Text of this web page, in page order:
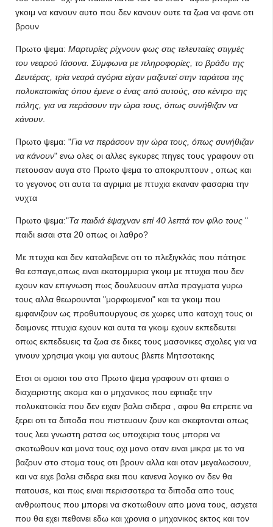
γκοιμ να κανουν αυτο που δεν κανουν ουτε τα ζωα να φανε οτι
βρουν
Πρωτο ψεμα: Μαρτυρίες ρίχνουν φως στις τελευταίες στιγμές
του νεαρού Ιάσονα. Σύμφωνα με πληροφορίες, το βράδυ της
Δευτέρας, τρία νεαρά αγόρια είχαν μαζευτεί στην ταράτσα της
πολυκατοικίας όπου έμενε ο ένας από αυτούς, στο κέντρο της
πόλης, για να περάσουν την ώρα τους, όπως συνήθιζαν να
κάνουν
Πρωτο ψεμα: "Για να περάσουν την ώρα τους, όπως συνήθιζαν
να κάνουν" ενω ολες οι αλλες εγκυρες πηγες τους γραφουν οτι
πετουσαν αυγα στο Πρωτο ψεμα το αποκρυπτουν , οπως και
το γεγονος οτι αυτα τα αγριμια με πτυχια εκαναν φασαρια την
νυχτα
Πρωτο ψεμα:"Τα παιδιά έψαχναν επί 40 λεπτά τον φίλο τους "
παιδι εισαι στα 20 οπως οι λαθρο?
Με πτυχια και δεν καταλαβενε οτι το πλεξιγκλάς που πάτησε
θα εσπαγε,οπως ειναι εκατομμυρια γκοιμ με πτυχια που δεν
εχουν καν επιγνωση πως δουλευουν απλα πραγματα γυρω
τους αλλα θεωρουνται "μορφωμενοι" και τα γκοιμ που
εμφανιζουν ως προθυπουργους σε χωρες υπο κατοχη τους οι
δαιμονες πτυχια εχουν και αυτα τα γκοιμ εχουν εκπεδευτει
οπως εκπεδευεις τα ζωα σε δικες τους μασονικες σχολες για να
γινουν χρησιμα γκοιμ για αυτους βλεπε Μητσοτακης
Ετσι οι ομοιοι του στο Πρωτο ψεμα γραφουν οτι φταιει ο
διαχειριστης ακομα και ο μηχανικος που εφτιαξε την
πολυκατοικία που δεν ειχαν βαλει σιδερα , αφου θα επρεπε να
ξερει οτι τα διποδα που πιστευουν ζουν και σκεφτονται οπως
τους λεει γνωστη ρατσα ως υποχειρια τους μπορει να
σκοτωθουν και μονα τους οχι μονο οταν ειναι μικρα με το να
βαζουν στο στομα τους οτι βρουν αλλα και οταν μεγαλωσουν,
και να ειχε βαλει σιδερα εκει που κανενα λογικο ον δεν θα
πατουσε, και πως ειναι περισσοτερα τα διποδα απο τους
ανθρωπους που μπορει να σκοτωθουν απο μονα τους, ασχετα
που θα εχει πεθανει εδω και χρονια ο μηχανικος εκτος και τον